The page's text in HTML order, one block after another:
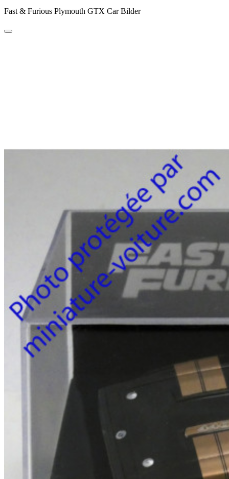
Fast & Furious Plymouth GTX Car Bilder